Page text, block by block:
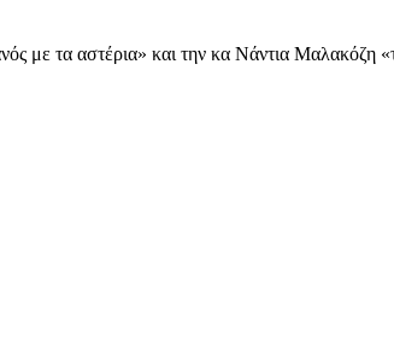
με τα αστέρια» και την κα Νάντια Μαλακόζη